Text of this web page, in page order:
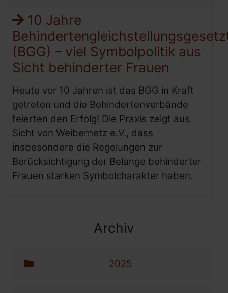
10 Jahre
(BGG) – viel Symbolpolitik aus
Sicht behinderter Frauen
Heute vor 10 Jahren ist das BGG in Kraft
getreten und die Behindertenverbände
feierten den Erfolg! Die Praxis zeigt aus
Sicht von Weibernetz e.V., dass
insbesondere die Regelungen zur
Berücksichtigung der Belange behinderter
Frauen starken Symbolcharakter haben.
Archiv
2025